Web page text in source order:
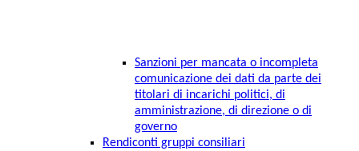
Sanzioni per mancata o incompleta
comunicazione dei dati da parte dei
titolari di incarichi politici, di
amministrazione, di direzione o di
governo
Rendiconti gruppi consiliari